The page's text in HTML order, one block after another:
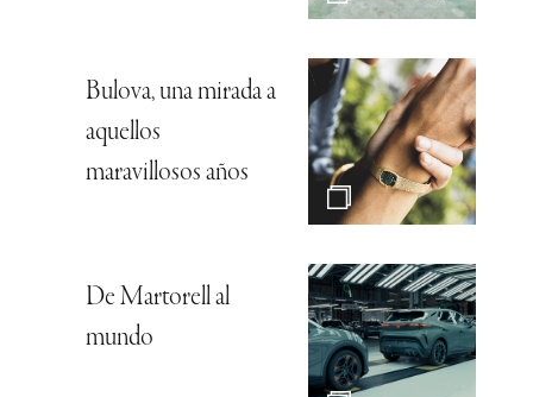
Bulova, una mirada a
aquellos
maravillosos años
De Martorell al
mundo